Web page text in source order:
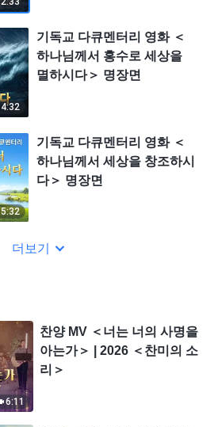
4:32
기독교 다큐멘터리 영화 ＜
하나님께서 홍수로 세상을
멸하시다＞ 명장면
5:32
기독교 다큐멘터리 영화 ＜
하나님께서 세상을 창조하시
다＞ 명장면
더보기
6:11
찬양 MV ＜너는 너의 사명을
아는가＞ | 2026 ＜찬미의 소
리＞